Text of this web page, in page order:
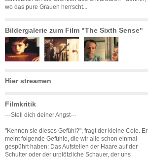
wo das pure Grauen herrscht...
Bildergalerie zum Film "The Sixth Sense"
Hier streamen
Filmkritik
---Stell dich deiner Angst---
"Kennen sie dieses Gefühl?", fragt der kleine Cole. Er
meint folgende Gefühle, die wir alle schon einmal
gespührt haben: Das Aufstellen der Haare auf der
Schulter oder der urplötzliche Schauer, der uns